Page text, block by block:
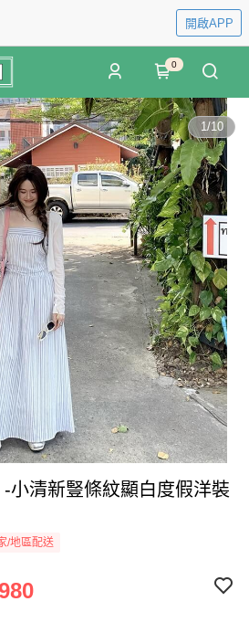
開啟APP
0
1/10
-小清新豎條紋顯白度假洋裝
/地區配送